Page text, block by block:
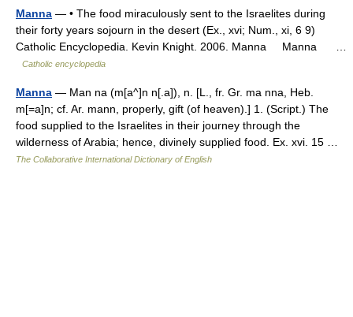
Manna — • The food miraculously sent to the Israelites during
their forty years sojourn in the desert (Ex., xvi; Num., xi, 6 9)
Catholic Encyclopedia. Kevin Knight. 2006. Manna Manna …
Catholic encyclopedia
Manna — Man na (m[a^]n n[.a]), n. [L., fr. Gr. ma nna, Heb.
m[=a]n; cf. Ar. mann, properly, gift (of heaven).] 1. (Script.) The
food supplied to the Israelites in their journey through the
wilderness of Arabia; hence, divinely supplied food. Ex. xvi. 15 …
The Collaborative International Dictionary of English